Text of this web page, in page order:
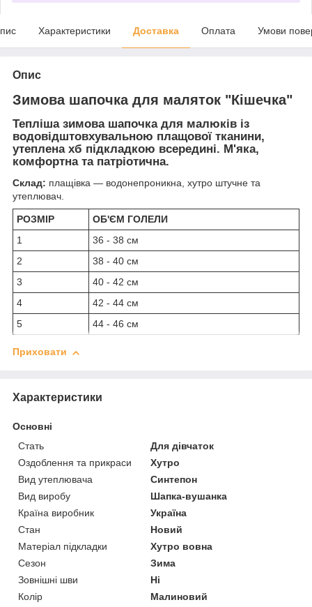
Характеристики Доставка Оплата Умови
Опис
Зимова шапочка для маляток "Кішечка"
Тепліша зимова шапочка для малюків із
водовідштовхувальною плащової тканини,
утеплена хб підкладкою всередині. М'яка,
комфортна та патріотична.
Склад: плащівка — водонепроникна, хутро штучне та
утеплювач.
РОЗМІР
ОБ'ЄМ ГОЛЕЛИ
1
36 - 38 см
2
38 - 40 см
3
40 - 42 см
4
42 - 44 см
5
44 - 46 см
Приховати
Характеристики
Основні
Стать
Для дівчаток
Оздоблення та прикраси
Хутро
Вид утеплювача
Синтепон
Вид виробу
Шапка-вушанка
Країна виробник
Україна
Стан
Новий
Матеріал підкладки
Хутро вовна
Сезон
Зима
Зовнішні шви
Ні
Колір
Малиновий